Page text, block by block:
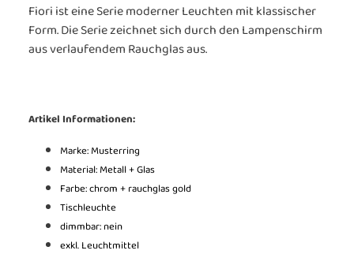
Fiori ist eine Serie moderner Leuchten mit klassischer
Form. Die Serie zeichnet sich durch den Lampenschirm
aus verlaufendem Rauchglas aus.
Artikel Informationen:
Marke: Musterring
Material: Metall + Glas
Farbe: chrom + rauchglas gold
Tischleuchte
dimmbar: nein
exkl. Leuchtmittel